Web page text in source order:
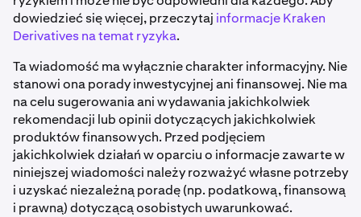
dowiedzieć się więcej, przeczytaj informacje Kraken
Derivatives na temat ryzyka.
Ta wiadomość ma wyłącznie charakter informacyjny. Nie
stanowi ona porady inwestycyjnej ani finansowej. Nie ma
na celu sugerowania ani wydawania jakichkolwiek
rekomendacji lub opinii dotyczących jakichkolwiek
produktów finansowych. Przed podjęciem
jakichkolwiek działań w oparciu o informacje zawarte w
niniejszej wiadomości należy rozważyć własne potrzeby
i uzyskać niezależną poradę (np. podatkową, finansową
i prawną) dotyczącą osobistych uwarunkować.